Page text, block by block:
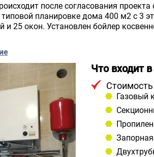
после согласования
типовой планировке дома 400 м2 с 3
25 окон. Установлен бойлер
Что входит
Газовый